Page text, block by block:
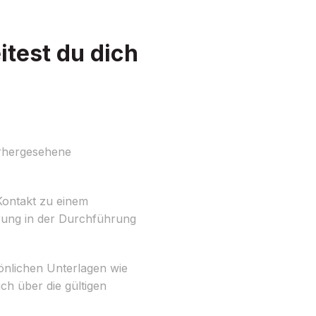
du dich
zu einem
in der Durchführung
Unterlagen wie
über die gültigen